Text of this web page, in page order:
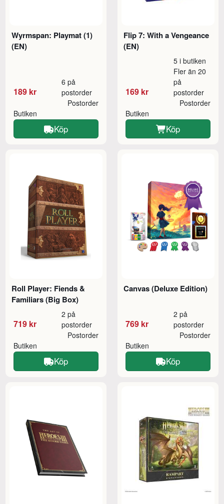
Wyrmspan: Playmat (1)
(EN)
189 kr
6 på
postorder
Butiken
Postorder
Köp
Flip 7: With a Vengeance
(EN)
169 kr
5 i butiken
Fler än 20
på
postorder
Butiken
Postorder
Köp
Roll Player: Fiends &
Familiars (Big Box)
719 kr
2 på
postorder
Butiken
Postorder
Köp
Canvas (Deluxe Edition)
769 kr
2 på
postorder
Butiken
Postorder
Köp